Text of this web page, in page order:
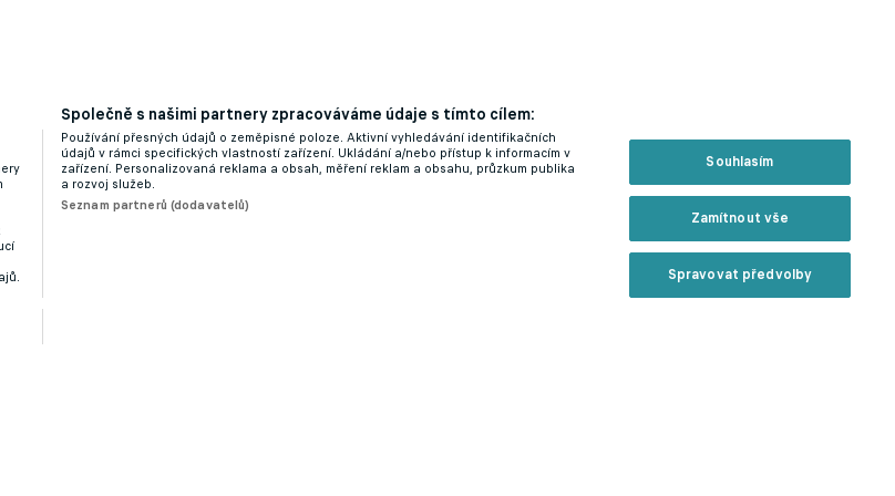
sázet na útočný fotbal
Společně s našimi partnery zpracováváme údaje s tímto cílem:
Používání přesných údajů o zeměpisné poloze. Aktivní vyhledávání identifikačních
údajů v rámci specifických vlastností zařízení. Ukládání a/nebo přístup k informacím v
zařízení. Personalizovaná reklama a obsah, měření reklam a obsahu, průzkum publika
a rozvoj služeb.
Seznam partnerů (dodavatelů)
Souhlasím
Zamítnout vše
Spravovat předvolby